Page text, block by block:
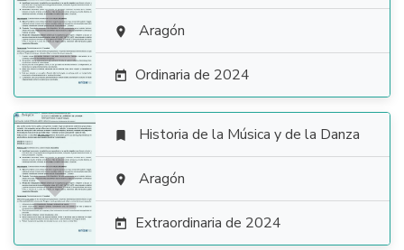
  Aragón
 Ordinaria de 2024

 Historia de la Música y de la Danza
 Aragón
 Extraordinaria de 2024